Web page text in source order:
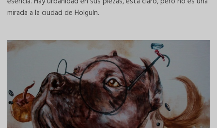
mirada a la ciudad de Holguín.